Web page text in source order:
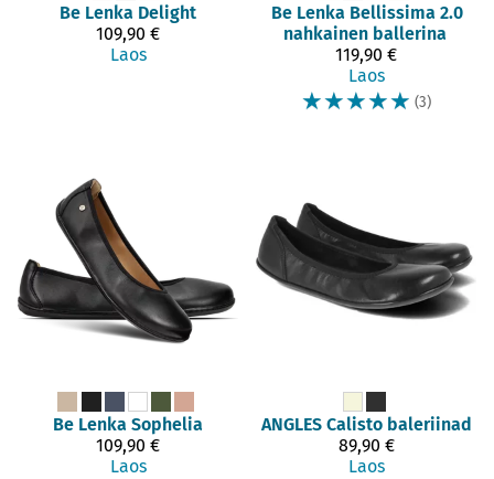
Be Lenka Delight
109,90 €
Laos
Be Lenka Bellissima 2.0
nahkainen ballerina
119,90 €
Laos
☆☆☆☆☆ (3)
Be Lenka Sophelia
109,90 €
Laos
ANGLES Calisto baleriinad
89,90 €
Laos